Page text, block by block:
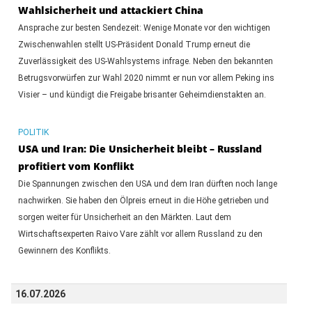
Wahlsicherheit und attackiert China
Ansprache zur besten Sendezeit: Wenige Monate vor den wichtigen
Zwischenwahlen stellt US-Präsident Donald Trump erneut die
Zuverlässigkeit des US-Wahlsystems infrage. Neben den bekannten
Betrugsvorwürfen zur Wahl 2020 nimmt er nun vor allem Peking ins
Visier – und kündigt die Freigabe brisanter Geheimdienstakten an.
POLITIK
USA und Iran: Die Unsicherheit bleibt – Russland
profitiert vom Konflikt
Die Spannungen zwischen den USA und dem Iran dürften noch lange
nachwirken. Sie haben den Ölpreis erneut in die Höhe getrieben und
sorgen weiter für Unsicherheit an den Märkten. Laut dem
Wirtschaftsexperten Raivo Vare zählt vor allem Russland zu den
Gewinnern des Konflikts.
16.07.2026